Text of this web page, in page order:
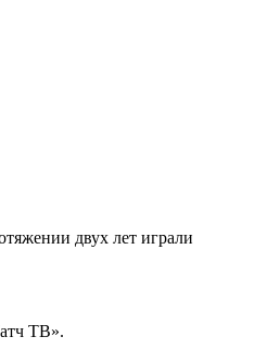
двух лет играли
ТВ».